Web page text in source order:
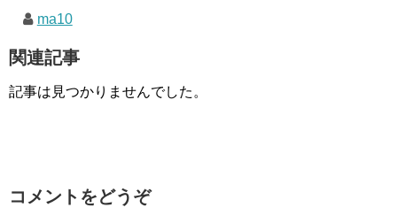
ma10
関連記事
記事は見つかりませんでした。
コメントをどうぞ